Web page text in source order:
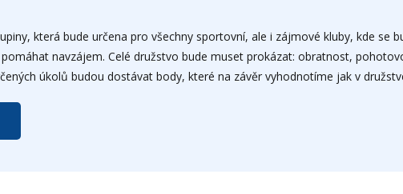
která bude určena pro všechny sportovní, ale i zájmové kluby, kde se
navzájem. Celé družstvo bude muset prokázat: obratnost,
úkolů budou dostávat body, které na závěr vyhodnotíme jak v